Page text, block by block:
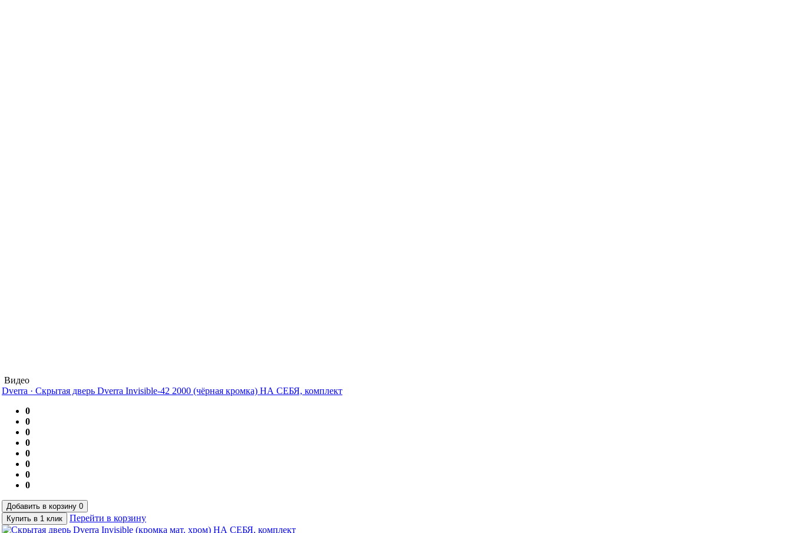
Видео
Dverra · Скрытая дверь Dverra Invisible-42 2000 (чёрная кромка) НА СЕБЯ, комплект
0
0
0
0
0
0
0
0
Добавить в корзину 0
Купить в 1 клик
Перейти в корзину